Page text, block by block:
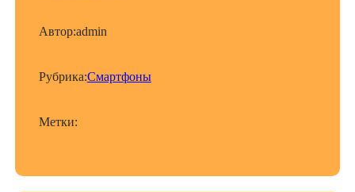
Автор:admin
Рубрика:Смартфоны
Метки: